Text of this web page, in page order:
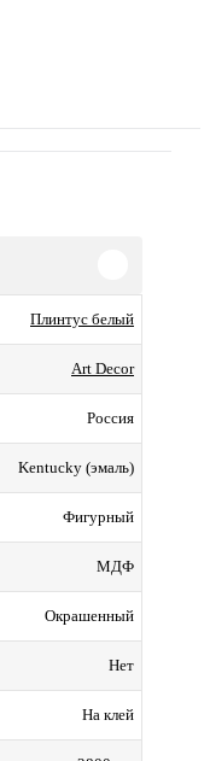
Плинтус белый
Art Decor
Россия
Kentucky (эмаль)
Фигурный
МДФ
Окрашенный
Нет
На клей